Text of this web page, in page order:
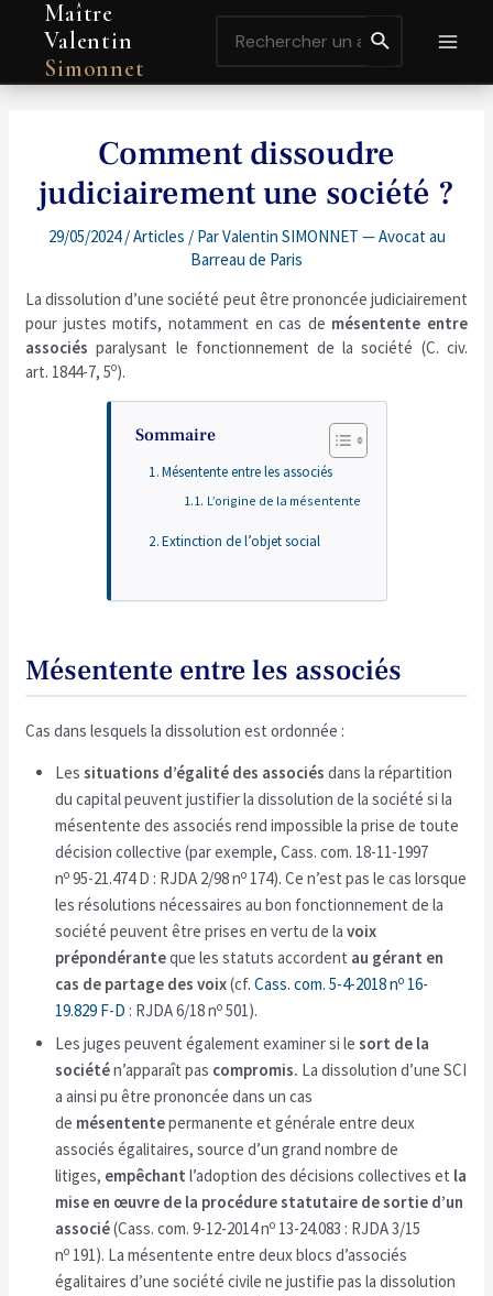
contenu
Maître
Valentin
Simonnet
for:
Comment dissoudre
judiciairement une société ?
29/05/2024/Articles / ParValentin SIMONNET — Avocat au
Barreau de Paris
La dissolution d’une société peut être prononcée judiciairement
pour justes motifs, notamment en cas de mésentente entre
associés paralysant le fonctionnement de la société (C. civ.
art. 1844-7, 5o).
Sommaire
Mésentente entre les associés
L’origine de la mésentente
Extinction de l’objet social
Mésentente entre les associés
Cas dans lesquels la dissolution est ordonnée :
Lessituations d’égalité des associés dans la répartition
du capital peuvent justifier la dissolution de la société si la
mésentente des associés rend impossible la prise de toute
décision collective (par exemple, Cass. com. 18-11-1997
no 95-21.474 D : RJDA 2/98 no 174). Ce n’est pas le cas lorsque
les résolutions nécessaires au bon fonctionnement de la
société peuvent être prises en vertu de lavoix
prépondéranteque les statuts accordent au gérant en
cas de partage des voix(cf.Cass. com. 5-4-2018 no 16-
19.829 F-D : RJDA 6/18 no 501).
Les juges peuvent également examiner si lesort de la
sociétén’apparaît pas compromis. La dissolution d’une SCI
a ainsi pu être prononcée dans un cas
de mésententepermanente et générale entre deux
associés égalitaires, source d’un grand nombre de
litiges, empêchant l’adoption des décisions collectives et la
mise en œuvre de la procédure statutaire de sortie d’un
associé(Cass. com. 9-12-2014 no 13-24.083 : RJDA 3/15
no 191). La mésentente entre deux blocs d’associés
égalitaires d’une société civile ne justifie pas la dissolution
Navigation
de